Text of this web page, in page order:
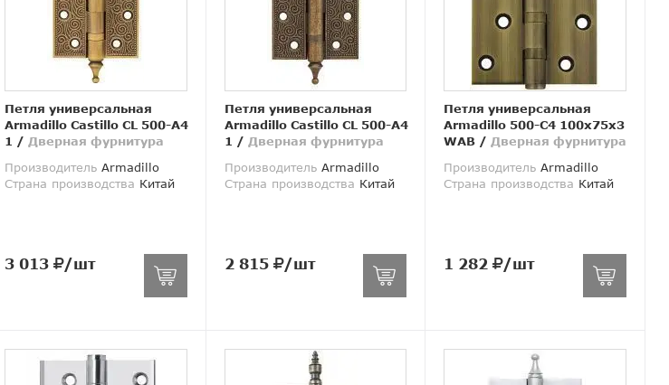
Петля универсальная
Armadillo Castillo CL 500-A4
1 / Дверная фурнитура
ПроизводительArmadillo
Страна производства Китай
3 013 /шт
Петля универсальная
Armadillo Castillo CL 500-A4
1 / Дверная фурнитура
ПроизводительArmadillo
Страна производства Китай
2 815 /шт
Петля универсальная
Armadillo 500-C4 100x75x3
WAB / Дверная фурнитура
Производитель Armadillo
Страна производства Китай
1 282 /шт